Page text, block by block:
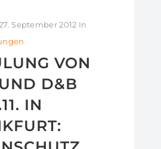
September 2012 In
VON
D&B
IN